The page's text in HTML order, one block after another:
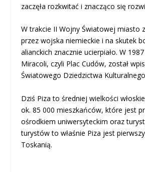
zaczęła rozkwitać i znacząco się
W trakcie II Wojny Światowej miasto
przez wojska niemieckie i na skutek
alianckich znacznie ucierpiało. W
Miracoli, czyli Plac Cudów, został
Światowego Dziedzictwa Kulturalnego
Dziś Piza to średniej wielkości
ok. 85 000 mieszkańców, które jest
ośrodkiem uniwersyteckim oraz
turystów to właśnie Piza jest
Toskanią.